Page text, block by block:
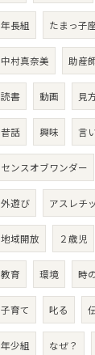
年長組 たまっ子
中村真奈美 助産
読書 動画 見
昔話 興味 言
センスオブワンダー
外遊び アスレチ
地域開放 ２歳児
教育 環境 時
子育て 叱る
年少組 なぜ？